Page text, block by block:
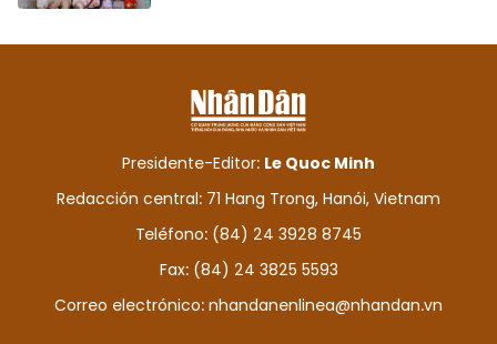
Presidente-Editor: Le Quoc Minh
Redacción central: 71 Hang Trong, Hanói, Vietnam
Teléfono: (84) 24 3928 8745
Fax: (84) 24 3825 5593
Correo electrónico: nhandanenlinea@nhandan.vn